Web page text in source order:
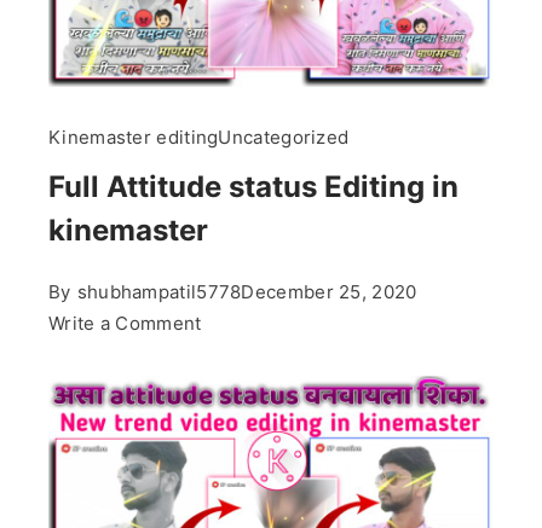
Kinemaster editingUncategorized
Full Attitude status Editing in
kinemaster
By shubhampatil5778December 25, 2020
Write a Commenton
Attitude
status
Editing
in
kinemaster